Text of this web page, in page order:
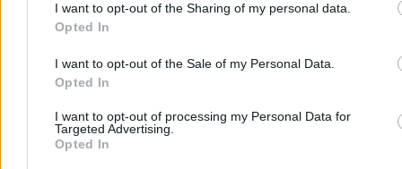
I want to opt-out of the Sharing of my personal data.
Opted In
I want to opt-out of the Sale of my Personal Data.
Opted In
I want to opt-out of processing my Personal Data for
Targeted Advertising.
Opted In
Kasjan Owsianko
Wczoraj 19:18
Reklama
Reklama